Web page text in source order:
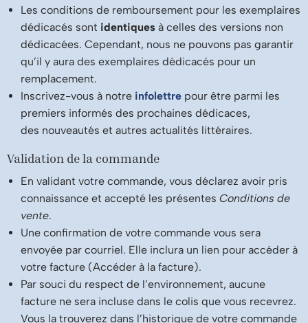
Les conditions de remboursement pour les exemplaires
dédicacés sont identiques à celles des versions non
dédicacées. Cependant, nous ne pouvons pas garantir
qu’il y aura des exemplaires dédicacés pour un
remplacement.
Inscrivez-vous à notre infolettre pour être parmi les
premiers informés des prochaines dédicaces,
des nouveautés et autres actualités littéraires.
Validation de la commande
En validant votre commande, vous déclarez avoir pris
connaissance et accepté les présentes Conditions de
vente.
Une confirmation de votre commande vous sera
envoyée par courriel. Elle inclura un lien pour accéder à
votre facture (Accéder à la facture).
Par souci du respect de l’environnement, aucune
facture ne sera incluse dans le colis que vous recevrez.
Vous la trouverez dans l’historique de votre commande